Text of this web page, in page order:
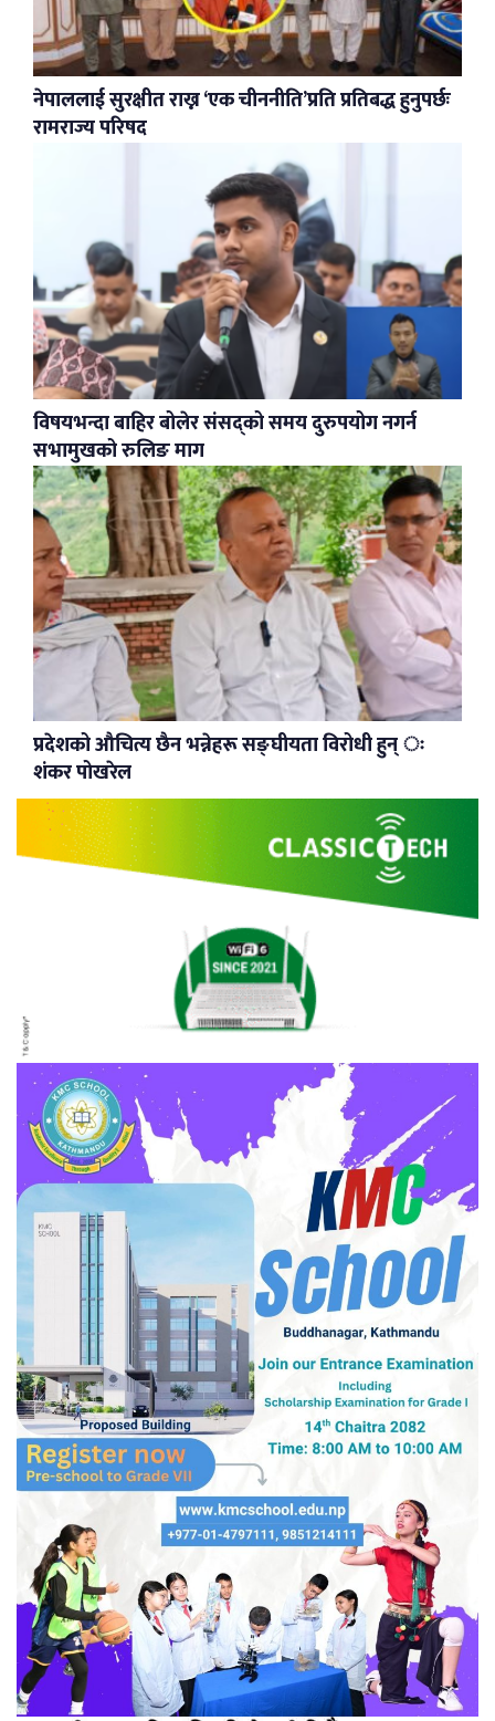
नेपाललाई सुरक्षीत राख्न ‘एक चीननीति’प्रति प्रतिबद्ध हुनुपर्छः
रामराज्य परिषद
विषयभन्दा बाहिर बोलेर संसद्को समय दुरुपयोग नगर्न
सभामुखको रुलिङ माग
प्रदेशको औचित्य छैन भन्नेहरू सङ्घीयता विरोधी हुन् ः
शंकर पोखरेल